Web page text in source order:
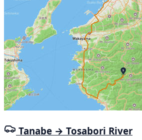
Tanabe → Tosabori River